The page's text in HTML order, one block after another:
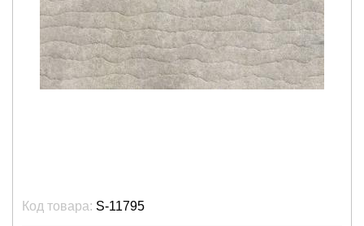
Код товара: S-11795